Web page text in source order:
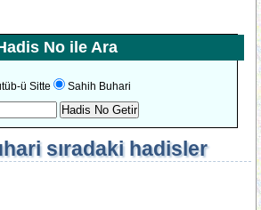
No ile Ara
ü Sitte Sahih Buhari
sıradaki hadisler